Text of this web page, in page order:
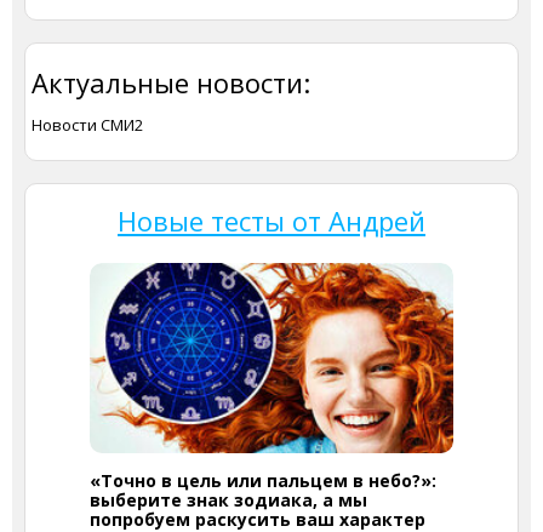
Актуальные новости:
Новости СМИ2
Новые тесты от Андрей
«Точно в цель или пальцем в небо?»:
выберите знак зодиака, а мы
попробуем раскусить ваш характер